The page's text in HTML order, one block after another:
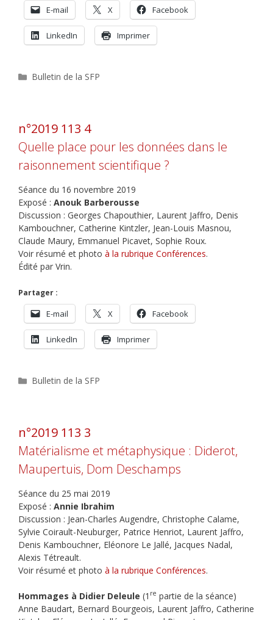
E-mail X Facebook
LinkedIn Imprimer
Catégories
Bulletin de la SFP
n°2019 113 4
Quelle place pour les données dans le
raisonnement scientifique ?
Séance du 16 novembre 2019
Exposé : Anouk Barberousse
Discussion : Georges Chapouthier, Laurent Jaffro, Denis
Kambouchner, Catherine Kintzler, Jean-Louis Masnou,
Claude Maury, Emmanuel Picavet, Sophie Roux.
Voir résumé et photo à la rubrique Conférences.
Édité par Vrin.
Partager :
E-mail X Facebook
LinkedIn Imprimer
Catégories
Bulletin de la SFP
n°2019 113 3
Matérialisme et métaphysique : Diderot,
Maupertuis, Dom Deschamps
Séance du 25 mai 2019
Exposé : Annie Ibrahim
Discussion : Jean-Charles Augendre, Christophe Calame,
Sylvie Coirault-Neuburger, Patrice Henriot, Laurent Jaffro,
Denis Kambouchner, Eléonore Le Jallé, Jacques Nadal,
Alexis Tétreault.
Voir résumé et photo à la rubrique Conférences.
Hommages à Didier Deleule (1 re partie de la séance)
Anne Baudart, Bernard Bourgeois, Laurent Jaffro, Catherine